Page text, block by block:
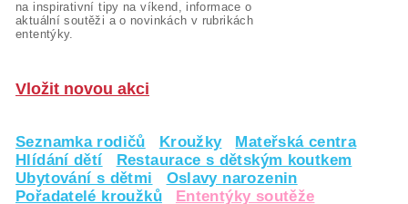
na inspirativní tipy na víkend, informace o
aktuální soutěži a o novinkách v rubrikách
ententýky.
Vložit novou akci
Seznamka rodičů Kroužky
Mateřská centra
Hlídání dětí
Restaurace s dětským koutkem
Ubytování s dětmi
Oslavy narozenin
Pořadatelé kroužků
Ententýky soutěže